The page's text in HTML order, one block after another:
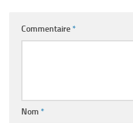
Commentaire*
Nom *